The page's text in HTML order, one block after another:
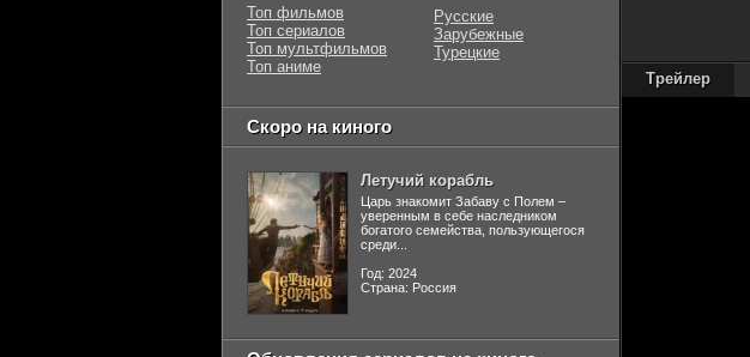
Трейлер
Топ фильмов
Топ сериалов
Топ мультфильмов
Топ аниме
Русские
Зарубежные
Турецкие
Скоро на киного
Летучий корабль
Царь знакомит Забаву с Полем –
уверенным в себе наследником
богатого семейства, пользующегося
среди...
Год: 2024
Страна: Россия